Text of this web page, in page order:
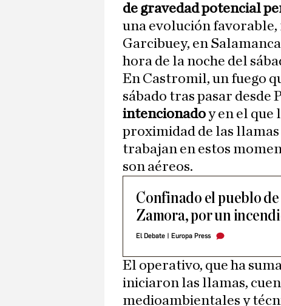
de gravedad potencial
una evolución favorable,
Garcibuey, en
hora de la noche del
En Castromil, un fuego
sábado tras pasar desde
intencionadoy en el que
proximidad de las
trabajan en estos
son aéreos.
Confinado el pueblo
Zamora, por un
El Debate Europa Press
El operativo, que ha
iniciaron las llamas,
medioambientales y